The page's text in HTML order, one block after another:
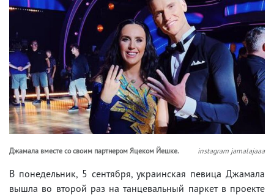
Джамала вместе со своим партнером Яцеком Йешке. instagram jamalajaaa
В понедельник, 5 сентября, украинская певица Джамала
вышла во второй раз на танцевальный паркет в проекте